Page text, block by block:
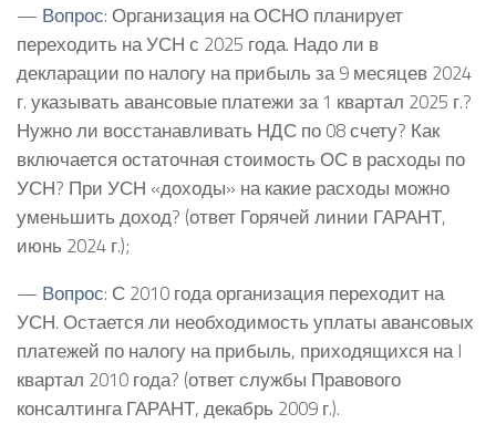
— Вопрос: Организация на ОСНО планирует
переходить на УСН с 2025 года. Надо ли в
декларации по налогу на прибыль за 9 месяцев 2024
г. указывать авансовые платежи за 1 квартал 2025 г.?
Нужно ли восстанавливать НДС по 08 счету? Как
включается остаточная стоимость ОС в расходы по
УСН? При УСН «доходы» на какие расходы можно
уменьшить доход? (ответ Горячей линии ГАРАНТ,
июнь 2024 г.);
— Вопрос: С 2010 года организация переходит на
УСН. Остается ли необходимость уплаты авансовых
платежей по налогу на прибыль, приходящихся на I
квартал 2010 года? (ответ службы Правового
консалтинга ГАРАНТ, декабрь 2009 г.).